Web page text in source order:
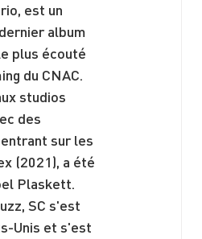
est un
album
plus écouté
du CNAC.
studios
des
sur les
(2021), a été
Plaskett.
SC s'est
Unis et s'est